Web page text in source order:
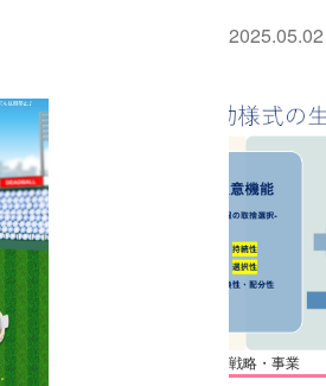
2025.05.02
戦略・事業